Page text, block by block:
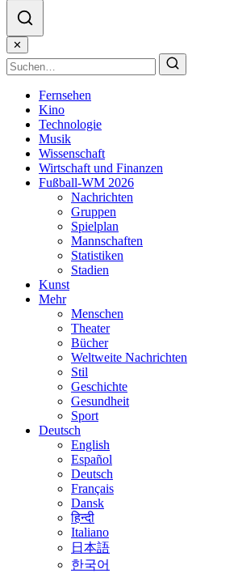
✕
Fernsehen
Kino
Technologie
Musik
Wissenschaft
Wirtschaft und Finanzen
Fußball-WM 2026
Nachrichten
Gruppen
Spielplan
Mannschaften
Statistiken
Stadien
Kunst
Mehr
Menschen
Theater
Bücher
Weltweite Nachrichten
Stil
Geschichte
Gesundheit
Sport
Deutsch
English
Español
Deutsch
Français
Dansk
हिन्दी
Italiano
日本語
한국어